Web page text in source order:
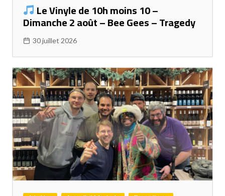
Le Vinyle de 10h moins 10 –
Dimanche 2 août – Bee Gees – Tragedy
30 juillet 2026